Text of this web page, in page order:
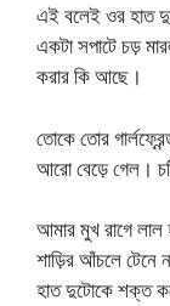
এই বলেই ওর হাত
একটা সপাটে চড়
করার কি আছে।
তোকে তোর
আরো বেড়ে গেল।
আমার মুখ রাগে
শাড়ির আঁচলে টেনে
হাত দুটোকে শক্ত